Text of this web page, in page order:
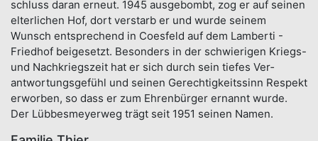
schluss daran erneut. 1945 aus­gebombt, zog er auf seinen
elter­lichen Hof, dort verstarb er und wurde sei­nem
Wunsch ent­sprechend in Coes­feld auf dem Lam­berti -
Fried­hof bei­gesetzt. Besonders in der schwie­rigen Kriegs-
und Nach­kriegs­zeit hat er sich durch sein tie­fes Ver­
antwortungs­gefühl und seinen Ge­rechtig­keits­sinn Res­pekt
er­wor­ben, so dass er zum Ehren­bür­ger er­nannt wur­de.
Der Lübbesmeyerweg trägt seit 1951 sei­nen Namen.